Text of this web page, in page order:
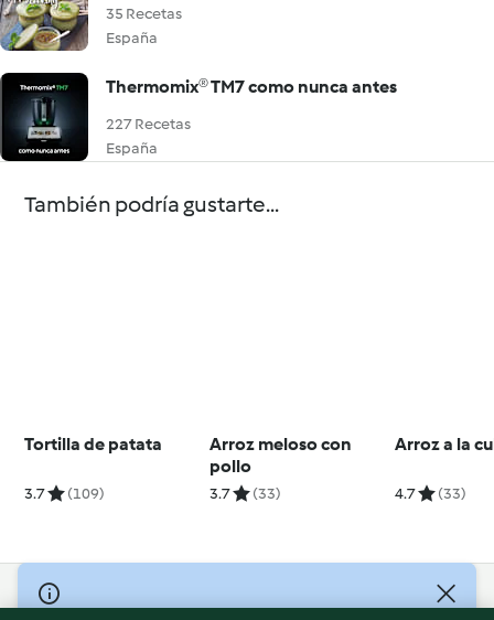
35 Recetas
España
Thermomix® TM7 como nunca antes
227 Recetas
España
También podría gustarte...
Tortilla de patata
3.7 (109)
Arroz meloso con
pollo
3.7 (33)
Arroz a la
4.7 (33)
© Copyright 2026